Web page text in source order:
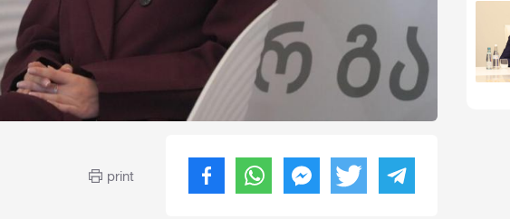
print